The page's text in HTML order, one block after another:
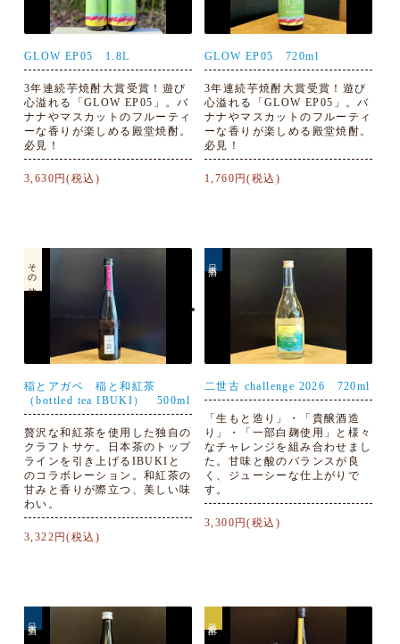
GLOW EP05 1.8L
3年連続芋焼酎大賞受賞！遊び
心溢れる「GLOW EP05」。バ
ナナやマスカットのフルーティ
ーな香りが楽しめる殿堂焼酎。
必見！
3,630円(税込)
GLOW EP05 720ml
3年連続芋焼酎大賞受賞！遊び
心溢れる「GLOW EP05」。バ
ナナやマスカットのフルーティ
ーな香りが楽しめる殿堂焼酎。
必見！
1,760円(税込)
その他
稲とアガベ 稲と和紅茶
（bottled tea IBUKI） 500ml
贅沢な和紅茶を使用した独自の
クラフトサケ。日本茶のトップ
ラインを引き上げるIBUKIと
のコラボレーション。和紅茶の
甘みと香りが際立つ、美しい味
わい。
3,322円(税込)
二世古 challenge 2026 720ml
「生もと造り」・「貴醸酒造
り」・「一部白麹使用」と様々
なチャレンジを組み合わせまし
た。甘味と酸のバランスが良
く、ジューシーな仕上がりで
す。
3,300円(税込)